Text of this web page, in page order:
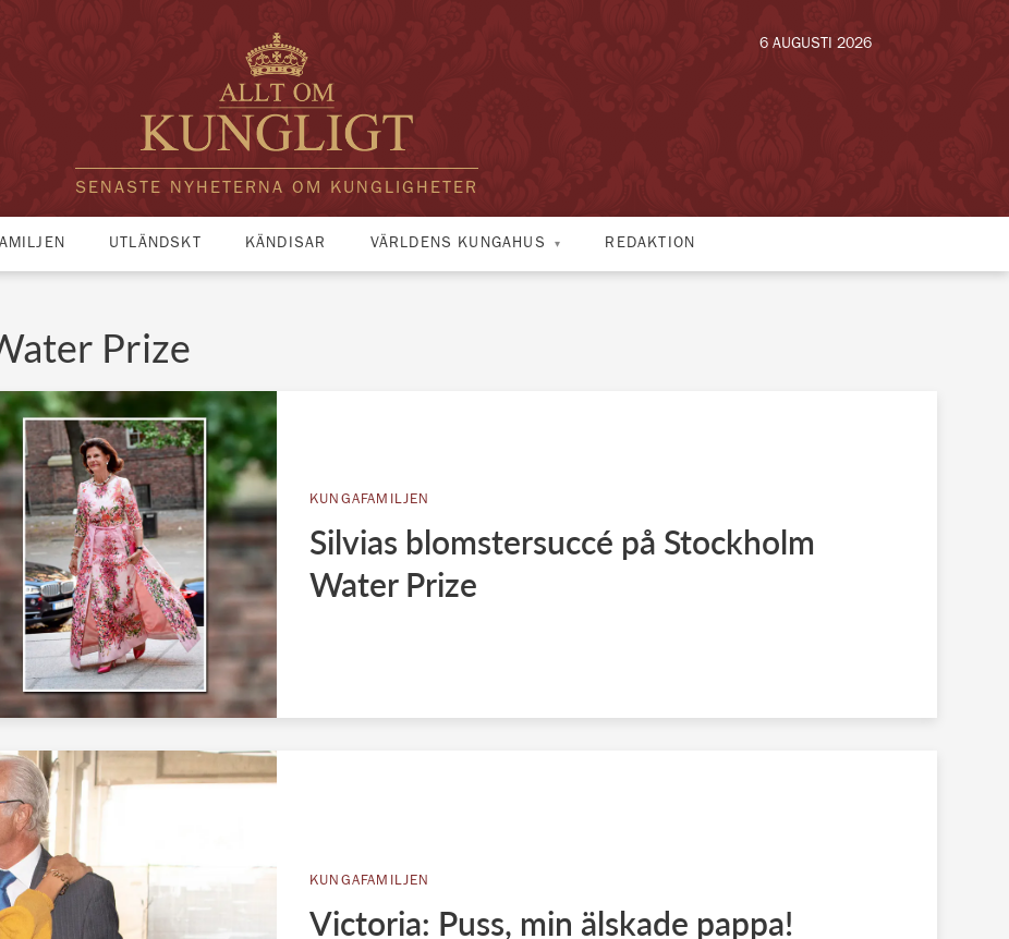
SENASTE NYHETERNA OM KUNGLIGHETER
6 AUGUSTI 2026
UTLÄNDSKT KÄNDISAR VÄRLDENS KUNGAHUS REDAKTION
Prize
KUNGAFAMILJEN
Silvias blomstersuccé på Stockholm
Water Prize
KUNGAFAMILJEN
Victoria: Puss, min älskade pappa!